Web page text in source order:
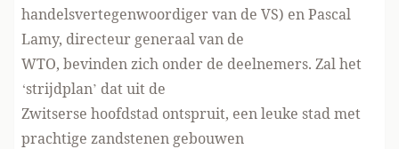
handelsvertegenwoordiger van de VS) en Pascal
Lamy, directeur generaal van de
WTO, bevinden zich onder de deelnemers. Zal het
‘strijdplan’ dat uit de
Zwitserse hoofdstad ontspruit, een leuke stad met
prachtige zandstenen gebouwen